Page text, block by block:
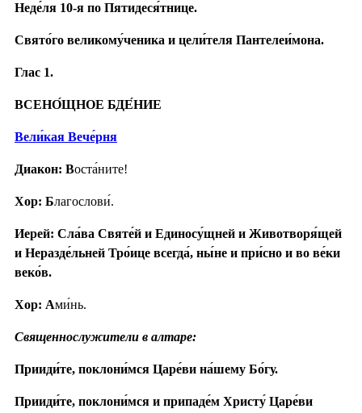
Неде́ля 10-я по Пятидеся́тнице.
Свято́го великому́ченика и цели́теля Пантелеи́мона.
Глас 1.
ВСЕНО́ЩНОЕ БДЕ́НИЕ
Вели́кая Вече́рня
Диакон: Воста́ните!
Хор: Благослови́.
Иерей: Сла́ва Святе́й и Единосу́щней и Животворя́щей
и Неразде́льней Тро́ице всегда́, ны́не и при́сно и во ве́ки
веко́в.
Хор: Ами́нь.
Священнослужители в алтаре:
Прииди́те, поклони́мся Царе́ви на́шему Бо́гу.
Прииди́те, поклони́мся и припаде́м Христу́ Царе́ви